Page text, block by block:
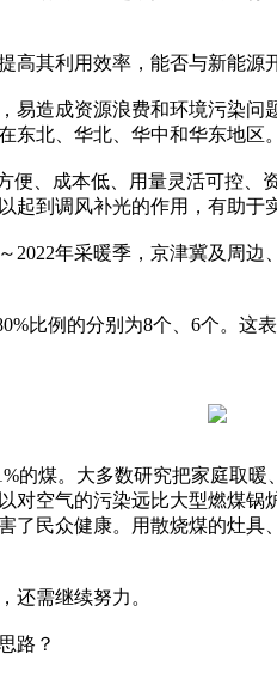
高其利用效率，能否与新能源
造成资源浪费和环境污染
东北、华北、华中和华东地区。
便、成本低、用量灵活可控
到调风补光的作用，有助
2022年采暖季，京津冀及周
比例的分别为8个、6个。
的煤。大多数研究把家庭取
空气的污染远比大型燃煤
民众健康。用散烧煤的灶
还需继续努力。
路？